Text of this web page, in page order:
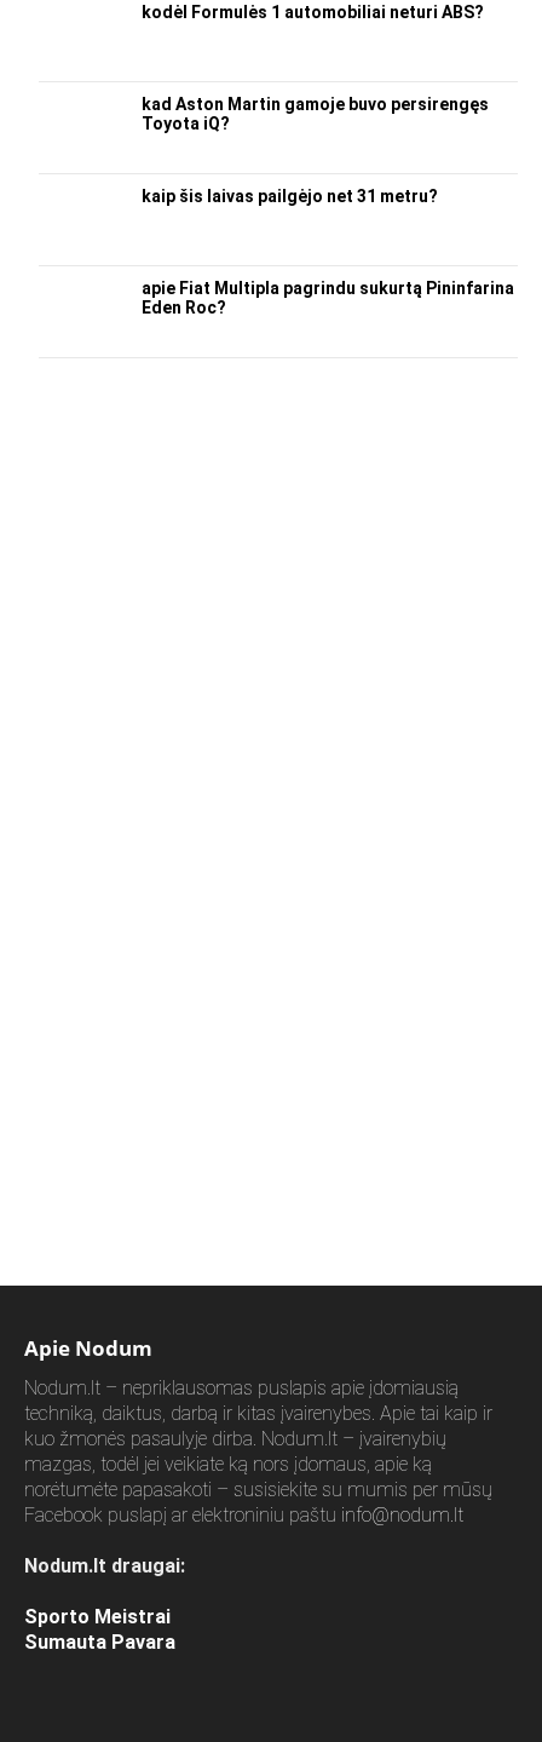
kodėl Formulės 1 automobiliai neturi ABS?
kad Aston Martin gamoje buvo persirengęs
Toyota iQ?
kaip šis laivas pailgėjo net 31 metru?
apie Fiat Multipla pagrindu sukurtą Pininfarina
Eden Roc?
Apie Nodum
Nodum.lt – nepriklausomas puslapis apie įdomiausią
techniką, daiktus, darbą ir kitas įvairenybes. Apie tai kaip ir
kuo žmonės pasaulyje dirba. Nodum.lt – įvairenybių
mazgas, todėl jei veikiate ką nors įdomaus, apie ką
norėtumėte papasakoti – susisiekite su mumis per mūsų
Facebook puslapį ar elektroniniu paštu info@nodum.lt
Nodum.lt draugai:
Sporto Meistrai
Sumauta Pavara